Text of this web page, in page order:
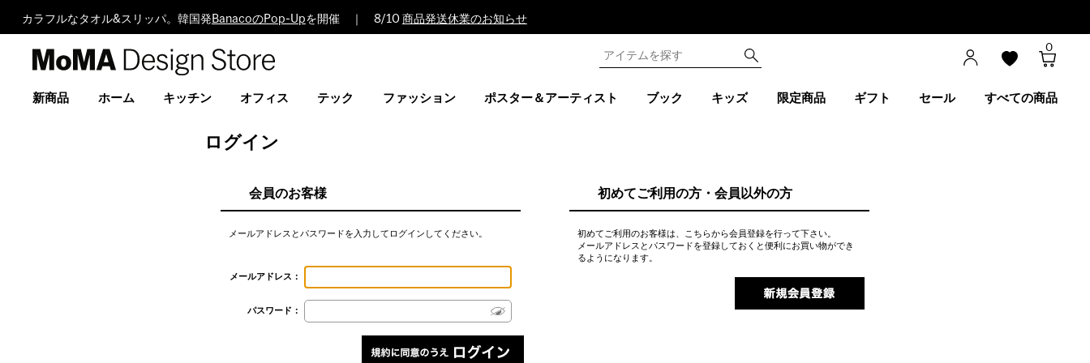
カラフルなタオル&スリッパ。韓国発 BanacoのPop-Upを開催 ｜ 8/10 商品発送休業のお知らせ
Design
0
新商品 ホーム キッチン オフィス テック ファッション ポスター＆アーティスト ブック キッズ 限定商品 ギフト セール すべての商品
ログイン
会員のお客様
メールアドレスとパスワードを入力してログインしてください。
メールアドレス：
パスワード：
初めてご利用の方・会員以外の方
初めてご利用のお客様は、こちらから会員登録を行って下さい。
メールアドレスとパスワードを登録しておくと便利にお買い物ができ
るようになります。